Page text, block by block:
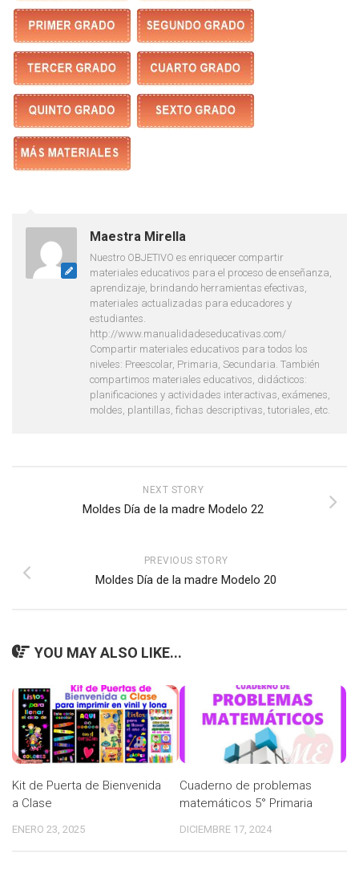
Maestra Mirella
Nuestro OBJETIVO es enriquecer compartir
materiales educativos para el proceso de enseñanza,
aprendizaje, brindando herramientas efectivas,
materiales actualizadas para educadores y
estudiantes.
http://www.manualidadeseducativas.com/
Compartir materiales educativos para todos los
niveles: Preescolar, Primaria, Secundaria. También
compartimos materiales educativos, didácticos:
planificaciones y actividades interactivas, exámenes,
moldes, plantillas, fichas descriptivas, tutoriales, etc.
NEXT STORY
Moldes Día de la madre Modelo 22
PREVIOUS STORY
Moldes Día de la madre Modelo 20
YOU MAY ALSO LIKE...
Kit de Puerta de Bienvenida
a Clase
ENERO 23, 2025
Cuaderno de problemas
matemáticos 5° Primaria
DICIEMBRE 17, 2024